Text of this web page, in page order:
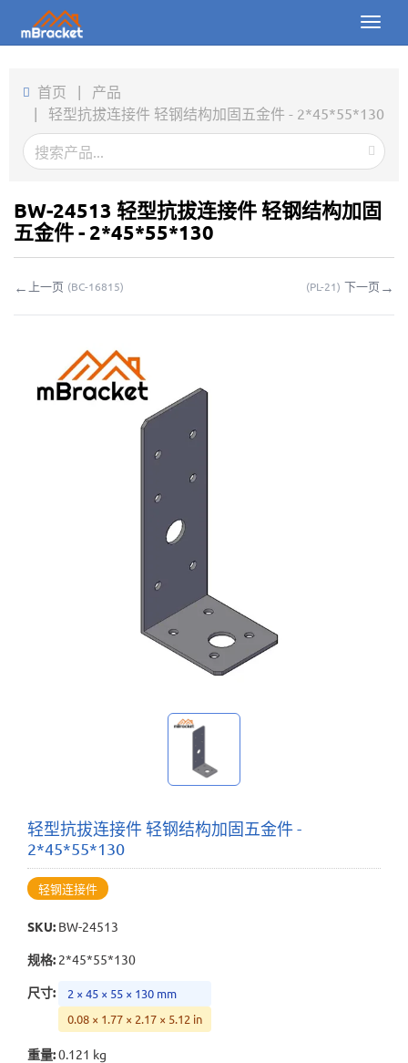
Toggle
产品
新闻
图片
联系我们
在线询价
首页 | 产品
| 轻型抗拔连接件 轻钢结构加固五金件 - 2*45*55*130
BW-24513 轻型抗拔连接件 轻钢结构加固
五金件 - 2*45*55*130
← 上一页 (BC-16815) (PL-21) 下一页 →
轻型抗拔连接件 轻钢结构加固五金件 -
2*45*55*130
轻钢连接件
SKU: BW-24513
规格: 2*45*55*130
尺寸:
2 × 45 × 55 × 130 mm
0.08 × 1.77 × 2.17 × 5.12 in
重量:0.121 kg